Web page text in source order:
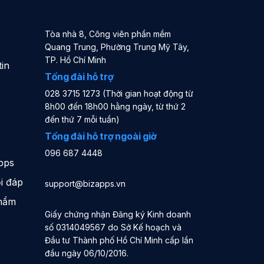
đáp
Tòa nhà 8, Công viên phần mềm
Quang Trung, Phường Trung Mỹ Tây,
TP. Hồ Chí Minh
Tổng đài hỗ trợ
028 3715 1273 (Thời gian hoạt động từ
8h00 đến 18h00 hằng ngày, từ thứ 2
đến thứ 7 mỗi tuần)
Tổng đài hỗ trợ ngoài giờ
096 687 4448
support@bizapps.vn
Giấy chứng nhận Đăng ký Kinh doanh
số 0314049567 do Sở Kế hoạch và
Đầu tư Thành phố Hồ Chí Minh cấp lần
đầu ngày 06/10/2016.